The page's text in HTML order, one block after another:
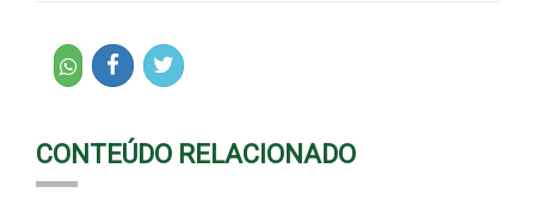
CONTEÚDO RELACIONADO